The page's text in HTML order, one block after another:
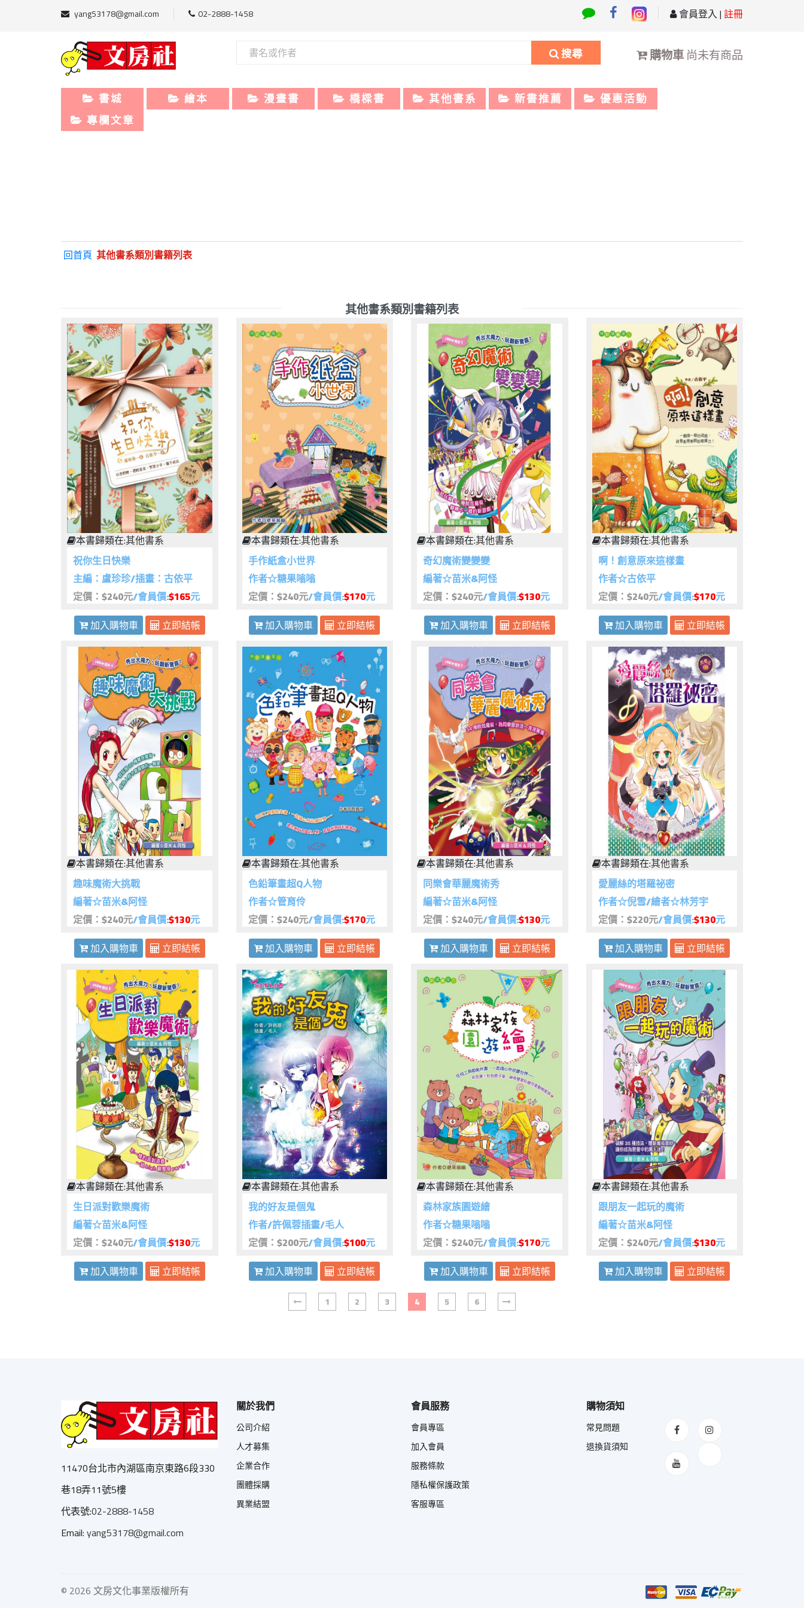
yang53178@gmail.com 02-2888-1458 會員登入|註冊
搜尋 購物車尚未有商品
書城 繪本 漫畫書 橋樑書 其他書系 新書推薦
優惠活動
專欄文章
回首頁 其他書系類別書籍列表
其他書系類別書籍列表
本書歸類在:其他書系
祝你生日快樂
主編：盧珍珍/插畫：古依平
定價：$240元/會員價:$165元
加入購物車
立即結帳
本書歸類在:其他書系
手作紙盒小世界
作者☆糖果嗡嗡
定價：$240元/會員價:$170元
加入購物車
立即結帳
本書歸類在:其他書系
奇幻魔術變變變
編著☆苗米&阿怪
定價：$240元/會員價:$130元
加入購物車
立即結帳
本書歸類在:其他書系
啊！創意原來這樣畫
作者☆古依平
定價：$240元/會員價:$170元
加入購物車
立即結帳
本書歸類在:其他書系
趣味魔術大挑戰
編著☆苗米&阿怪
定價：$240元/會員價:$130元
加入購物車
立即結帳
本書歸類在:其他書系
色鉛筆畫超Q人物
作者☆管育伶
定價：$240元/會員價:$170元
加入購物車
立即結帳
本書歸類在:其他書系
同樂會華麗魔術秀
編著☆苗米&阿怪
定價：$240元/會員價:$130元
加入購物車
立即結帳
本書歸類在:其他書系
愛麗絲的塔羅祕密
作者☆倪雪/繪者☆林芳宇
定價：$220元/會員價:$130元
加入購物車
立即結帳
本書歸類在:其他書系
生日派對歡樂魔術
編著☆苗米&阿怪
定價：$240元/會員價:$130元
加入購物車
立即結帳
本書歸類在:其他書系
我的好友是個鬼
作者/許佩蓉插畫/毛人
定價：$200元/會員價:$100元
加入購物車
立即結帳
本書歸類在:其他書系
森林家族園遊繪
作者☆糖果嗡嗡
定價：$240元/會員價:$170元
加入購物車
立即結帳
本書歸類在:其他書系
跟朋友一起玩的魔術
編著☆苗米&阿怪
定價：$240元/會員價:$130元
加入購物車
立即結帳
1 2 3 4 5 6
11470台北市內湖區南京東路6段330
巷18弄11號5樓
代表號:02-2888-1458
Email:yang53178@gmail.com
關於我們
公司介紹
人才募集
企業合作
團體採購
異業結盟
會員服務
會員專區
加入會員
服務條款
隱私權保護政策
客服專區
購物須知
常見問題
退換貨須知
© 2026 文房文化事業版權所有